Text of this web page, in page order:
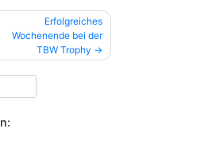
Erfolgreiches
Wochenende bei der
TBW Trophy